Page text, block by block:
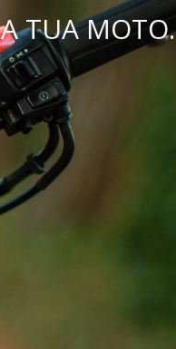
TUA MOTO.